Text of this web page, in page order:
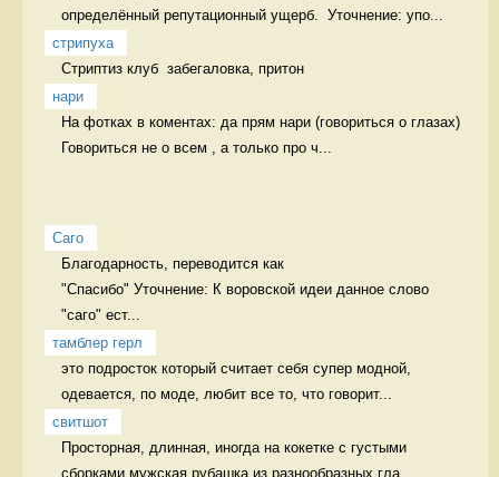
определённый репутационный ущерб.  Уточнение: упо...
стрипуха
Стриптиз клуб  забегаловка, притон
нари
На фотках в коментах: да прям нари (говориться о глазах)
Говориться не о всем , а только про ч...
Саго
Благодарность, переводится как
"Спасибо" Уточнение: К воровской идеи данное слово
"саго" ест...
тамблер герл
это подросток который считает себя супер модной,
одевается, по моде, любит все то, что говорит...
свитшот
Просторная, длинная, иногда на кокетке с густыми
сборками мужская рубашка из разнообразных гла...